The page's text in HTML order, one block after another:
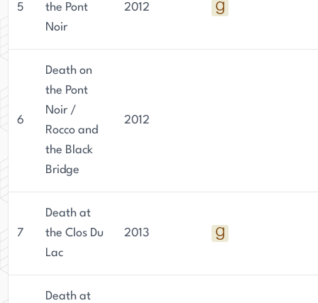
5
the Pont
Noir
2012
6
Death on
the Pont
Noir /
Rocco and
the Black
Bridge
2012
7
Death at
the Clos Du
Lac
2013
Death at